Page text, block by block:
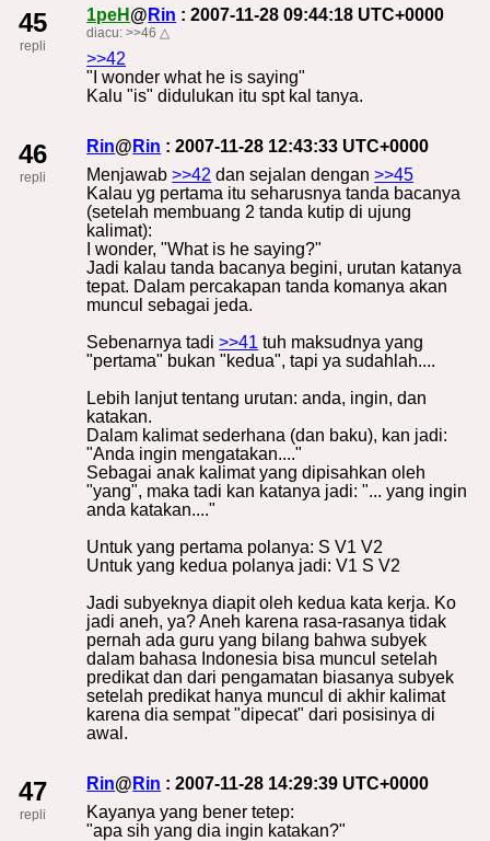
45
repli
1peH @ Rin : 2007-11-28 09:44:18 UTC+0000
diacu:>>46 △
>>42
"I wonder what he is saying"
Kalu "is" didulukan itu spt kal tanya.
46
repli
Rin@ Rin : 2007-11-28 12:43:33 UTC+0000
Menjawab>>42 dan sejalan dengan>>45
Kalau yg pertama itu seharusnya tanda bacanya
(setelah membuang 2 tanda kutip di ujung
kalimat):
I wonder, "What is he saying?"
Jadi kalau tanda bacanya begini, urutan katanya
tepat. Dalam percakapan tanda komanya akan
muncul sebagai jeda.
Sebenarnya tadi>>41 tuh maksudnya yang
"pertama" bukan "kedua", tapi ya sudahlah....
Lebih lanjut tentang urutan: anda, ingin, dan
katakan.
Dalam kalimat sederhana (dan baku), kan jadi:
"Anda ingin mengatakan...."
Sebagai anak kalimat yang dipisahkan oleh
"yang", maka tadi kan katanya jadi: "... yang ingin
anda katakan...."
Untuk yang pertama polanya: S V1 V2
Untuk yang kedua polanya jadi: V1 S V2
Jadi subyeknya diapit oleh kedua kata kerja. Ko
jadi aneh, ya? Aneh karena rasa-rasanya tidak
pernah ada guru yang bilang bahwa subyek
dalam bahasa Indonesia bisa muncul setelah
predikat dan dari pengamatan biasanya subyek
setelah predikat hanya muncul di akhir kalimat
karena dia sempat "dipecat" dari posisinya di
awal.
47
repli
Rin@ Rin : 2007-11-28 14:29:39 UTC+0000
Kayanya yang bener tetep:
"apa sih yang dia ingin katakan?"